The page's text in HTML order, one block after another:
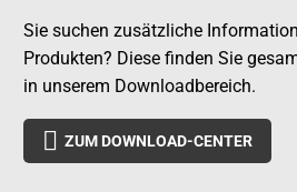
Sie suchen zusätzliche
Produkten? Diese finden Sie
in unserem Downloadbereich.
 ZUM DOWNLOAD-CENTER